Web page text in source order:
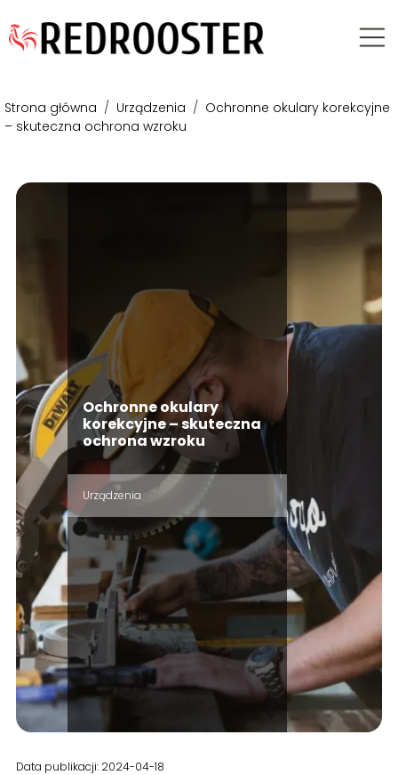
Strona główna / Urządzenia / Ochronne okulary korekcyjne
– skuteczna ochrona wzroku
Ochronne okulary
korekcyjne – skuteczna
ochrona wzroku
Urządzenia
Data publikacji: 2024-04-18